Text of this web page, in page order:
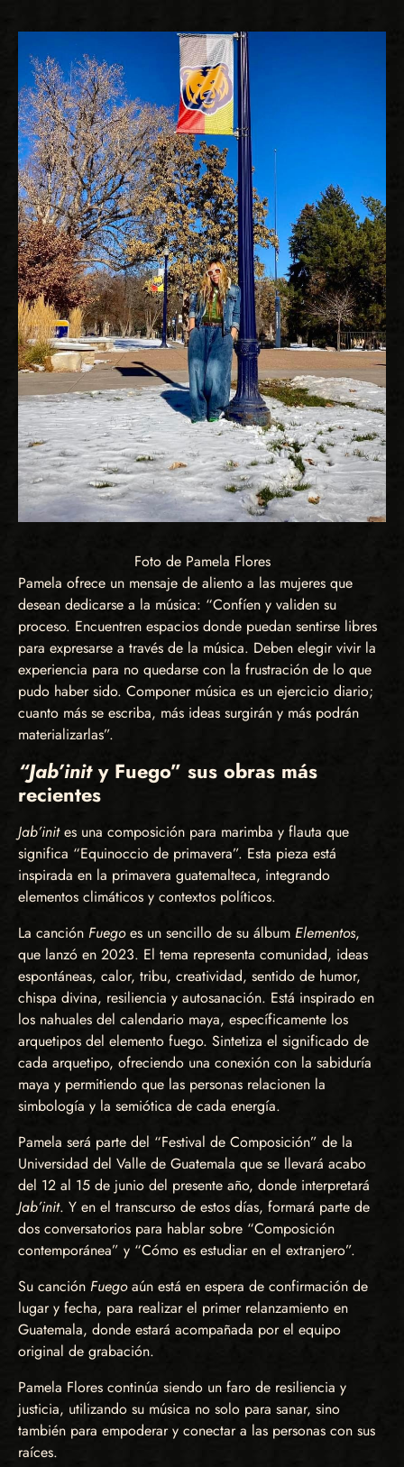
Foto de Pamela Flores
Pamela ofrece un mensaje de aliento a las mujeres que
desean dedicarse a la música: “Confíen y validen su
proceso. Encuentren espacios donde puedan sentirse libres
para expresarse a través de la música. Deben elegir vivir la
experiencia para no quedarse con la frustración de lo que
pudo haber sido. Componer música es un ejercicio diario;
cuanto más se escriba, más ideas surgirán y más podrán
materializarlas”.
“Jab’inity Fuego” sus obras más
recientes
Jab’inites una composición para marimba y flauta que
significa “Equinoccio de primavera”. Esta pieza está
inspirada en la primavera guatemalteca, integrando
elementos climáticos y contextos políticos.
La canción Fuegoes un sencillo de su álbum Elementos,
que lanzó en 2023. El tema representa comunidad, ideas
espontáneas, calor, tribu, creatividad, sentido de humor,
chispa divina, resiliencia y autosanación. Está inspirado en
los nahuales del calendario maya, específicamente los
arquetipos del elemento fuego. Sintetiza el significado de
cada arquetipo, ofreciendo una conexión con la sabiduría
maya y permitiendo que las personas relacionen la
simbología y la semiótica de cada energía.
Pamela será parte del “Festival de Composición” de la
Universidad del Valle de Guatemala que se llevará acabo
del 12 al 15 de junio del presente año, donde interpretará
Jab’init. Y en el transcurso de estos días, formará parte de
dos conversatorios para hablar sobre “Composición
contemporánea” y “Cómo es estudiar en el extranjero”.
Su canción Fuegoaún está en espera de confirmación de
lugar y fecha, para realizar el primer relanzamiento en
Guatemala, donde estará acompañada por el equipo
original de grabación.
Pamela Flores continúa siendo un faro de resiliencia y
justicia, utilizando su música no solo para sanar, sino
también para empoderar y conectar a las personas con sus
raíces.